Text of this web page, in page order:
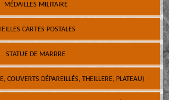
MÉDAILLES MILITAIRE
CARTES POSTALES
STATUE DE MARBRE
COUVERTS DÉPAREILLÉS, THEILLERE, PLATEAU)